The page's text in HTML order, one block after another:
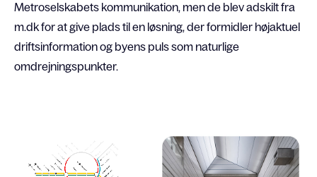
Metroselskabets kommunikation, men de blev adskilt fra
m.dk for at give plads til en løsning, der formidler højaktuel
driftsinformation og byens puls som naturlige
omdrejningspunkter.